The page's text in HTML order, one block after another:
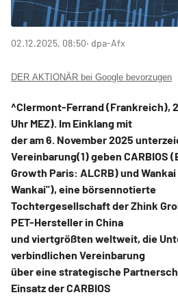
02.12.2025, 08:50‧ dpa-Afx
DER AKTIONÄR bei Google bevorzugen
^Clermont-Ferrand (Frankreich),
Uhr MEZ). Im Einklang mit
der am 6. November 2025
Vereinbarung(1) geben CARBIOS
Growth Paris: ALCRB) und
Wankai"), eine börsennotierte
Tochtergesellschaft der Zhink
PET-Hersteller in China
und viertgrößten weltweit, die
verbindlichen Vereinbarung
über eine strategische
Einsatz der CARBIOS